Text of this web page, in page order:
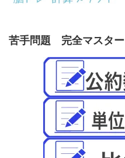
苦手問題 完全マスター